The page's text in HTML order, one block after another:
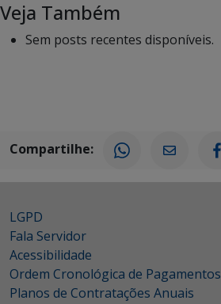
Veja Também
Sem posts recentes disponíveis.
Compartilhe:
LGPD
Fala Servidor
Acessibilidade
Ordem Cronológica de Pagamentos
Planos de Contratações Anuais